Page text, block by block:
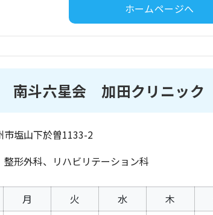
ホームページへ
南斗六星会 加田クリニック
市塩山下於曽1133-2
整形外科、リハビリテーション科
月 火 水 木